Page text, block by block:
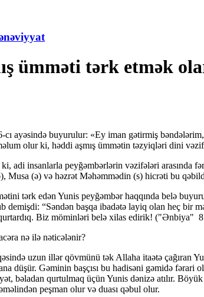
ümməti tərk etmək
ayəsində buyurulur: «Ey iman gətirmiş
olur ki, həddi aşmış ümmətin təzyiqləri dini
adi insanlarla peyğəmbərlərin vəzifələri arasında
Musa (ə) və həzrət Məhəmmədin (s) hicrəti bu
tərk edən Yunis peyğəmbər haqqında belə
demişdi: “Səndən başqa ibadətə layiq olan heç bir
Biz möminləri belə xilas edirik! ("Ənbiya"
nə ilə nəticələnir?
uzun illər qövmünü tək Allaha itaətə çağıran
düşür. Gəminin başçısı bu hadisəni gəmidə fərari
bəladan qurtulmaq üçün Yunis dənizə atılır.
peşman olur və duası qəbul olur.